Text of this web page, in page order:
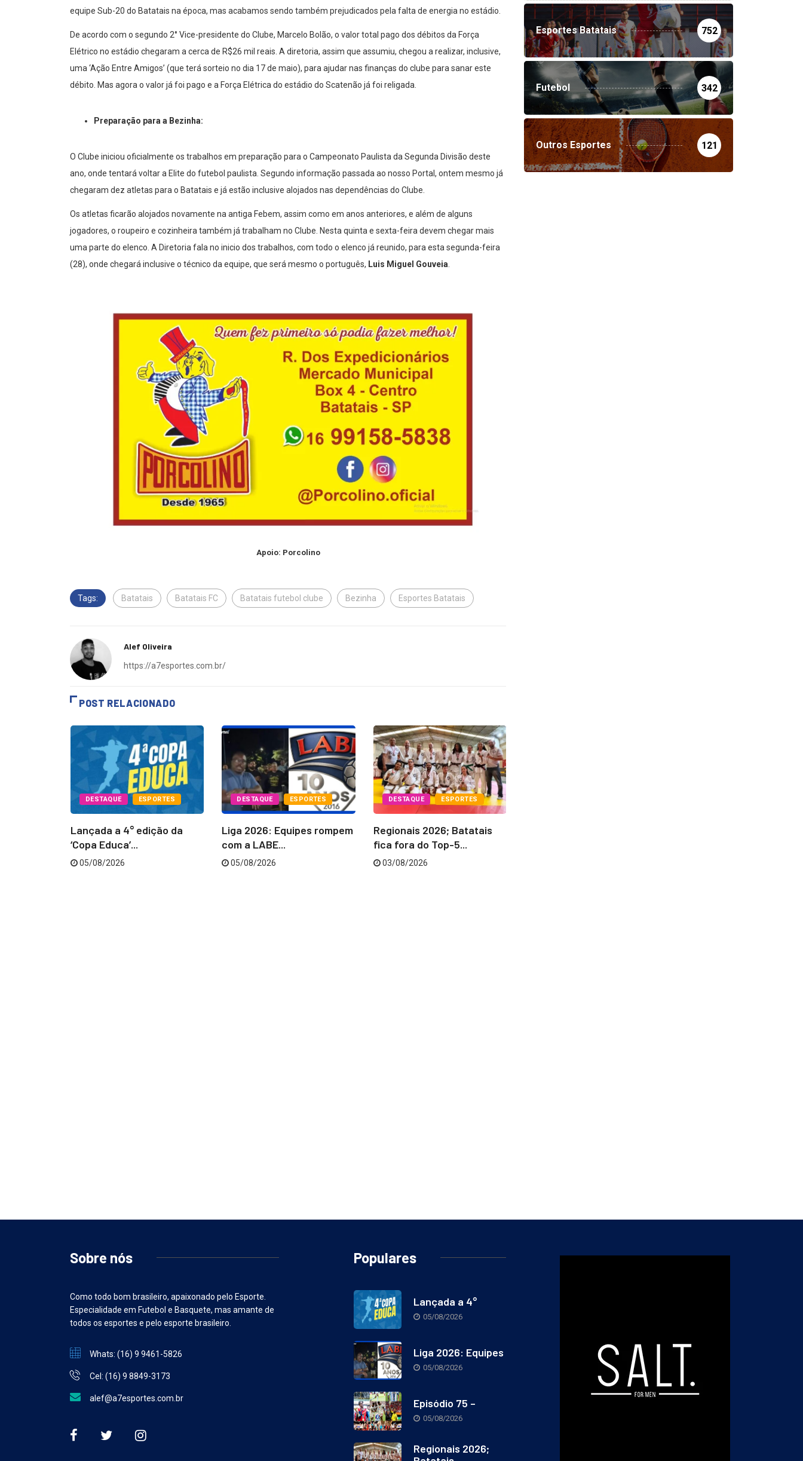
equipe Sub-20 do Batatais na época, mas acabamos sendo também prejudicados pela falta de energia no estádio.
De acordo com o segundo 2° Vice-presidente do Clube, Marcelo Bolão, o valor total pago dos débitos da Força
Elétrico no estádio chegaram a cerca de R$26 mil reais. A diretoria, assim que assumiu, chegou a realizar, inclusive,
uma ‘Ação Entre Amigos’ (que terá sorteio no dia 17 de maio), para ajudar nas finanças do clube para sanar este
débito. Mas agora o valor já foi pago e a Força Elétrica do estádio do Scatenão já foi religada.
Preparação para a Bezinha:
O Clube iniciou oficialmente os trabalhos em preparação para o Campeonato Paulista da Segunda Divisão deste
ano, onde tentará voltar a Elite do futebol paulista. Segundo informação passada ao nosso Portal, ontem mesmo já
chegaram dez atletas para o Batatais e já estão inclusive alojados nas dependências do Clube.
Os atletas ficarão alojados novamente na antiga Febem, assim como em anos anteriores, e além de alguns
jogadores, o roupeiro e cozinheira também já trabalham no Clube. Nesta quinta e sexta-feira devem chegar mais
uma parte do elenco. A Diretoria fala no inicio dos trabalhos, com todo o elenco já reunido, para esta segunda-feira
(28), onde chegará inclusive o técnico da equipe, que será mesmo o português, Luis Miguel Gouveia.
Apoio: Porcolino
Tags: Batatais Batatais FC Batatais futebol clube Bezinha Esportes Batatais
Alef Oliveira
https://a7esportes.com.br/
POST RELACIONADO
DESTAQUE ESPORTES
Lançada a 4° edição da
‘Copa Educa’...
05/08/2026
DESTAQUE ESPORTES
Liga 2026: Equipes rompem
com a LABE...
05/08/2026
DESTAQUE ESPORTES
Regionais 2026; Batatais
fica fora do Top-5...
03/08/2026
Esportes Batatais 752
Futebol 342
Outros Esportes 121
Sobre nós
Como todo bom brasileiro, apaixonado pelo Esporte.
Especialidade em Futebol e Basquete, mas amante de
todos os esportes e pelo esporte brasileiro.
Whats: (16) 9 9461-5826
Cel: (16) 9 8849-3173
alef@a7esportes.com.br
Populares
Lançada a 4°
05/08/2026
Liga 2026: Equipes
05/08/2026
Episódio 75 –
05/08/2026
Regionais 2026;